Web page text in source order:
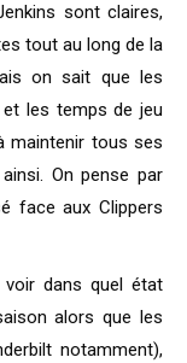
sont claires,
tout au long de la
on sait que les
et les temps de jeu
maintenir tous ses
On pense par
face aux Clippers
voir dans quel état
alors que les
notamment),